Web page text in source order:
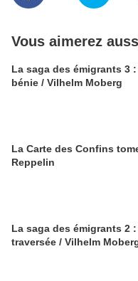
Vous aimerez
La saga des émigrants 3 :
bénie / Vilhelm Moberg
La Carte des Confins
Reppelin
La saga des émigrants 2
traversée / Vilhelm